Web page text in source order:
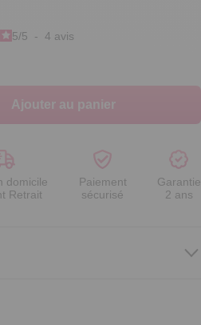
5/5 - 4 avis
Ajouter au panier
domicile
Retrait
Paiement
sécurisé
Garantie
2 ans